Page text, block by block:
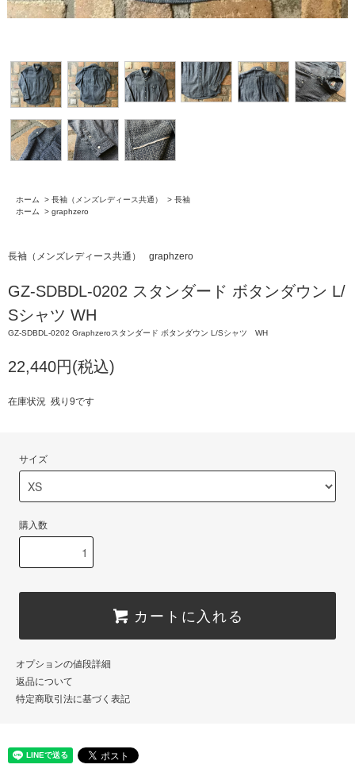
ホーム > 長袖（メンズレディース共通） > 長袖
ホーム
> graphzero
長袖（メンズレディース共通） graphzero
GZ-SDBDL-0202 スタンダード ボタンダウン L/
Sシャツ WH
GZ-SDBDL-0202 Graphzeroスタンダード ボタンダウン L/Sシャツ WH
22,440円(税込)
在庫状況 残り9です
サイズ
購入数
カートに入れる
オプションの値段詳細
返品について
特定商取引法に基づく表記